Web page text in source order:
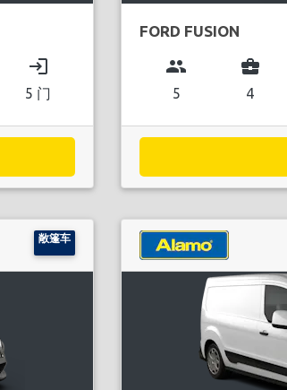
login
5 门
FORD FUSION
group
5
business_center
4
敞篷车